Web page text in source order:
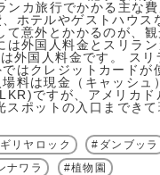
ンカ旅行でかかる主な費
ホテルやゲストハウス
て意外とかかるのが、観
外国人料金とスリラン
外国人料金です。 スリ
はクレジットカードが
料は現金（キャッシュ
ですが、アメリカド
ポットの入口まできて
リヤロック
ダンブッラ
ナワラ
植物園